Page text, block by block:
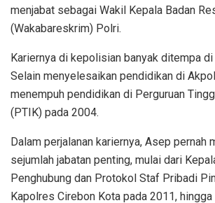
menjabat sebagai Wakil Kepala Badan
(Wakabareskrim) Polri.
Kariernya di kepolisian banyak ditempa
Selain menyelesaikan pendidikan di
menempuh pendidikan di Perguruan
(PTIK) pada 2004.
Dalam perjalanan kariernya, Asep pernah
sejumlah jabatan penting, mulai dari
Penghubung dan Protokol Staf Pribadi
Kapolres Cirebon Kota pada 2011,